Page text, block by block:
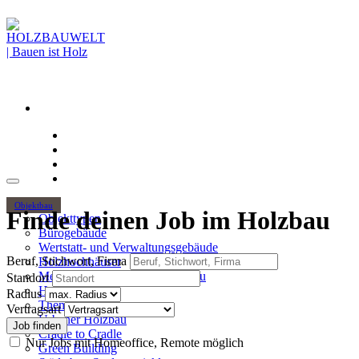
Objektbau
Objekttypen
Bürogebäude
Wertstatt- und Verwaltungsgebäude
Holzhochhäuser
Mehrgeschossiger Wohnungsbau
Hallenbau
Themen
Urbaner Holzbau
Cradle to Cradle
Green Building
Finde deinen Job im Holzbau
Beruf, Stichwort, Firma
Standort
Radius
Vertragsart
Nur Jobs mit Homeoffice, Remote möglich